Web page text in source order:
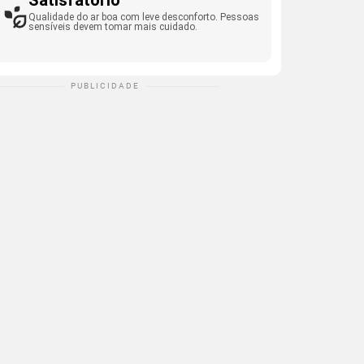
Qualidade do ar boa com leve desconforto. Pessoas
sensíveis devem tomar mais cuidado.